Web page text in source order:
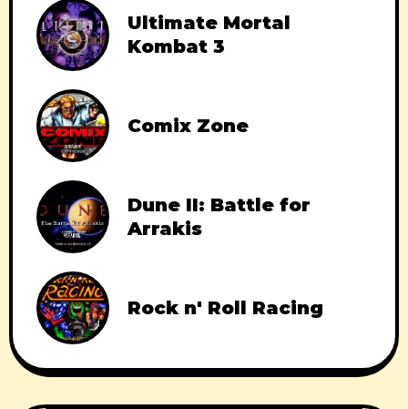
Ultimate Mortal
Kombat 3
Comix Zone
Dune II: Battle for
Arrakis
Rock n' Roll Racing